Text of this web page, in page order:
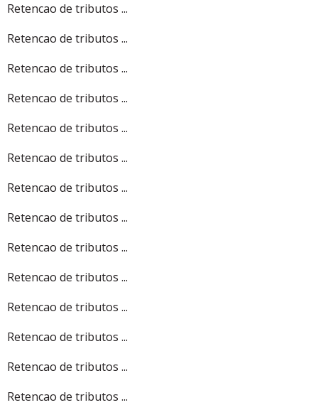
Retencao de tributos ...
Retencao de tributos ...
Retencao de tributos ...
Retencao de tributos ...
Retencao de tributos ...
Retencao de tributos ...
Retencao de tributos ...
Retencao de tributos ...
Retencao de tributos ...
Retencao de tributos ...
Retencao de tributos ...
Retencao de tributos ...
Retencao de tributos ...
Retencao de tributos ...